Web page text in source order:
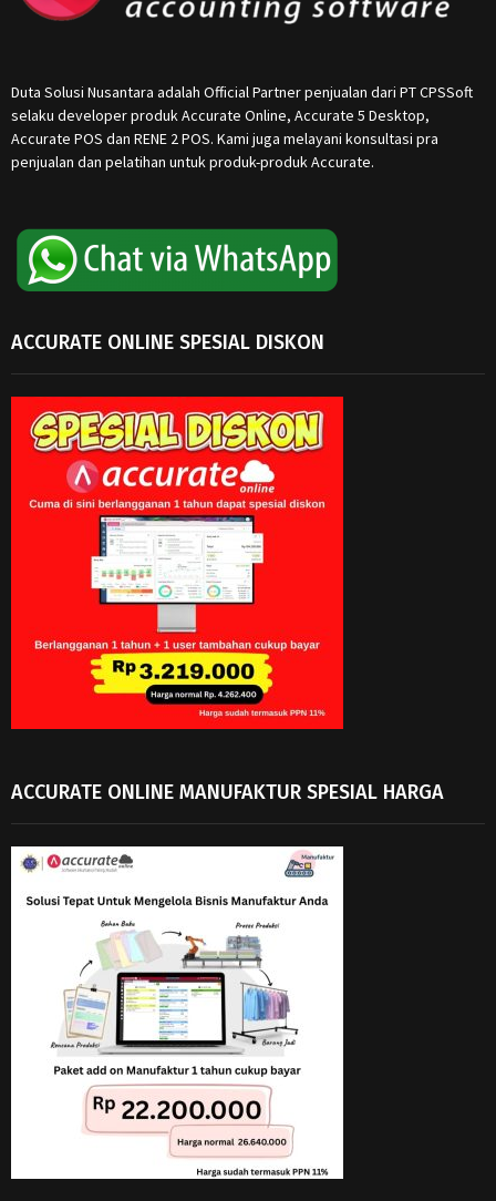
Duta Solusi Nusantara adalah Official Partner penjualan dari PT CPSSoft
selaku developer produk Accurate Online, Accurate 5 Desktop,
Accurate POS dan RENE 2 POS. Kami juga melayani konsultasi pra
penjualan dan pelatihan untuk produk-produk Accurate.
ACCURATE ONLINE SPESIAL DISKON
ACCURATE ONLINE MANUFAKTUR SPESIAL HARGA